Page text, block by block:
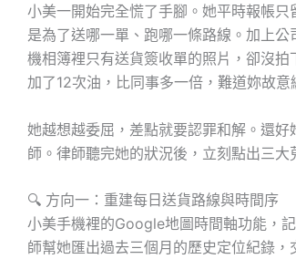
小美一開始完全慌了手腳。她平時報帳
是為了送哪一單、跑哪一條路線。加上
機相簿裡只有送貨簽收單的照片，卻沒
加了12次油，比同事多一倍，難道妳故意
她越想越委屈，差點就要認罪和解。還好
師。律師聽完她的狀況後，立刻點出三大
🔍 方向一：重建每日送貨路線與時間序
小美手機裡的Google地圖時間軸功能，
師幫她匯出過去三個月的歷史定位紀錄